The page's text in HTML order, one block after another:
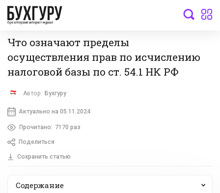
бухгалтерский интернет-журнал
Что означают пределы
осуществления прав по исчислению
налоговой базы по ст. 54.1 НК РФ
Автор: Бухгуру
Актуально на 05.11.2024
Прочитано: 7170 раз
Поделиться
Сохранить статью
Содержание